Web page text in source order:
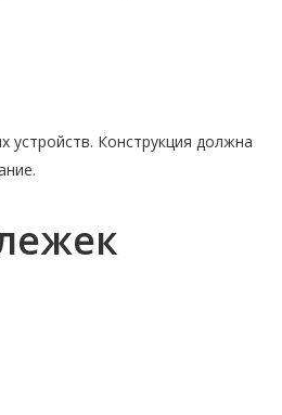
Конструкция должна